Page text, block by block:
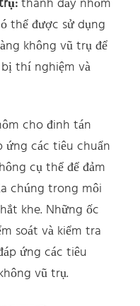
thể được sử dụng
không vũ trụ để
thí nghiệm và
cho đinh tán
ứng các tiêu chuẩn
cụ thể để đảm
chúng trong môi
khe. Những ốc
soát và kiểm tra
ứng các tiêu
vũ trụ.